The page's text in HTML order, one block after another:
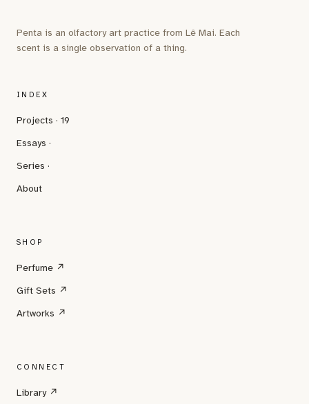
Penta is an olfactory art practice from Lê Mai. Each
scent is a single observation of a thing.
INDEX
Projects · 19
Essays ·
Series ·
About
SHOP
Perfume ↗
Gift Sets ↗
Artworks ↗
CONNECT
Library ↗